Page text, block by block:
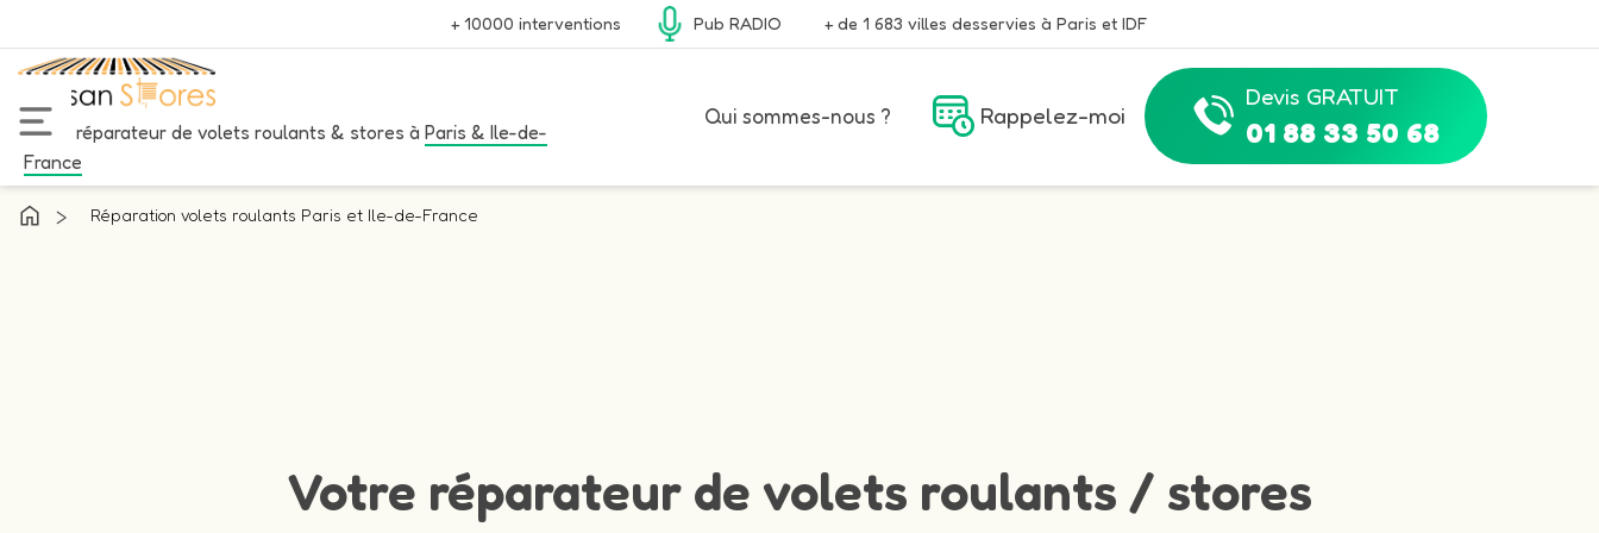
+ 10000 interventions Pub RADIO + de 1 683 villes desservies à Paris et IDF
Votre réparateur de volets roulants & stores à Paris & Ile-de-
France
Qui sommes-nous ? Rappelez-moi
Devis GRATUIT
01 88 33 50 68
> Réparation volets roulants Paris et Ile-de-France
Votre réparateur de volets roulants / stores